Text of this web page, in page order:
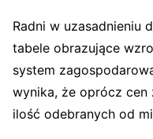
Radni w uzasadnieniu
tabele obrazujące
system
wynika, że oprócz cen
ilość odebranych od